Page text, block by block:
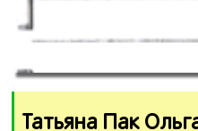
Татьяна Пак